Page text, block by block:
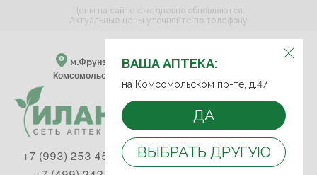
ВЫБЕРИТЕ АПТЕКУ:
м.Фрунзенская м.Спортивная
Комсомольский пр-т, д. 47
ВАША АПТЕКА:
на Комсомольском пр-те, д.47
ДА
ВЫБРАТЬ ДРУГУЮ
Цены на сайте ежедневно обновляются.
Актуальные цены уточняйте по телефону
+7 (993) 253 45 93